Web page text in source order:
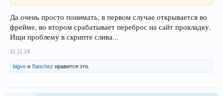
Да очень просто понимать, в первом случае открывается во
фрейме, во втором срабатывает переброс на сайт прокладку.
Ищи проблему в скрипте слива...
11.11.14
bigve и Sanchez нравится это.